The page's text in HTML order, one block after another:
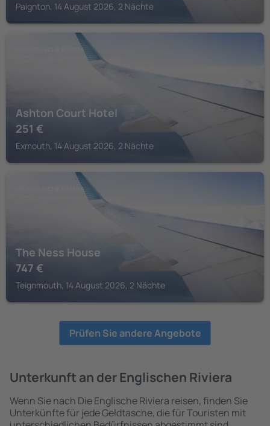
Paignton, 14 August 2026, 2 Nächte
DIE ENGLISCHE RIVIERA
Ashton Court Hotel
251 €
Exmouth, 14 August 2026, 2 Nächte
DIE ENGLISCHE RIVIERA
The Ness House
747 €
Teignmouth, 14 August 2026, 2 Nächte
Prüfen Sie andere Angebote
Unterkunft an der Englischen Riviera
Wenn Sie nach Die Englische Riviera reisen, finden Sie
Unterkünfte für jede Geldtasche, die für Touristen mit